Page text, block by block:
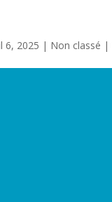
6, 2025 | Non classé |